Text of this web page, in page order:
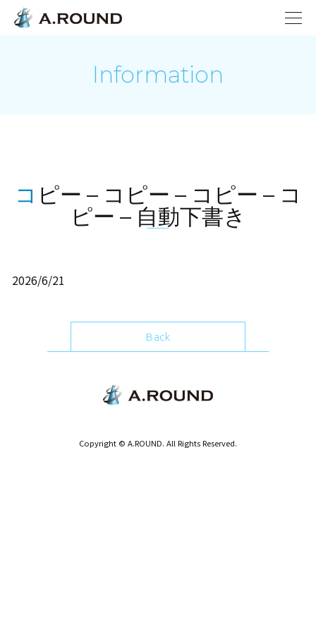
Information
コピー – コピー – コピー – コ
ピー – 自動下書き
2026/6/21
Back
Copyright © A.ROUND. All Rights Reserved.